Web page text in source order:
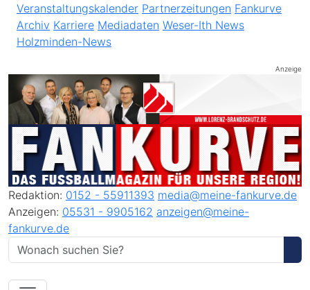
Veranstaltungskalender Partnerzeitungen Fankurve
Archiv Karriere Mediadaten Weser-Ith News
Holzminden-News
Anzeige
Redaktion: 0152 - 55911393 media@meine-fankurve.de
Anzeigen: 05531 - 9905162 anzeigen@meine-
fankurve.de